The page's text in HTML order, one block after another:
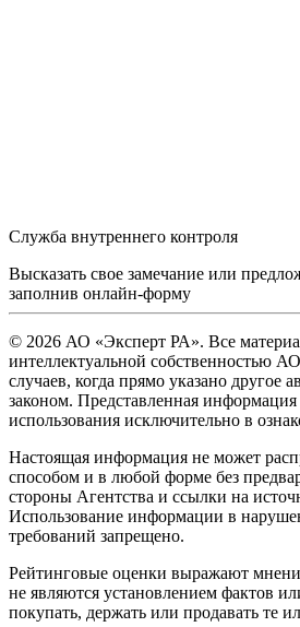
Служба внутреннего контроля
Высказать свое замечание или
заполнив онлайн-форму
© 2026 АО «Эксперт РА». Все
интеллектуальной собственностью
случаев, когда прямо указано другое
законом. Представленная информация
использования исключительно в
Настоящая информация не может
способом и в любой форме без
стороны Агентства и ссылки на
Использование информации в
требований запрещено.
Рейтинговые оценки выражают
не являются установлением фактов
покупать, держать или продавать те